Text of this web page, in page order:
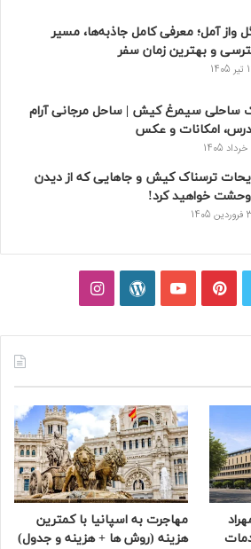
واز آمل؛ معرفی کامل جاذبه‌ها، مسیر
و بهترین زمان سفر
ساحلی سیمرغ کیش | ساحل مرجانی آرام
امکانات و عکس
ترسناک کیش و جاهایی که از دیدن
خواهید کرد!
پینتریستیوتیوبوردپرساینستاگرام
مهاجرت به اسپانیا با کمترین
هزینه (روش ها + هزینه و جدول)